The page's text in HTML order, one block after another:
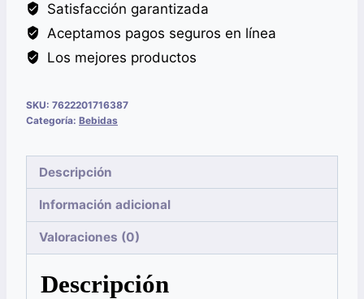
Satisfacción garantizada
Aceptamos pagos seguros en línea
Los mejores productos
SKU: 7622201716387
Categoría: Bebidas
Descripción
Información adicional
Valoraciones (0)
Descripción